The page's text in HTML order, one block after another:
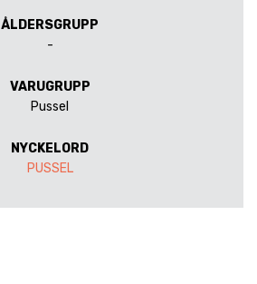
ÅLDERSGRUPP
-
VARUGRUPP
Pussel
NYCKELORD
PUSSEL